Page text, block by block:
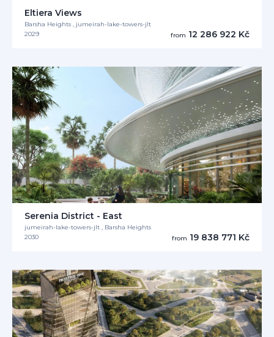
Eltiera Views
Barsha Heights , jumeirah-lake-towers-jlt
2029
from 12 286 922 Kč
Serenia District - East
jumeirah-lake-towers-jlt , Barsha Heights
2030
from 19 838 771 Kč